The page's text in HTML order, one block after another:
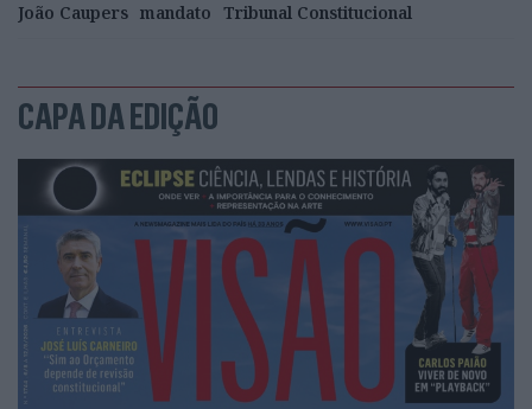
críticas e aplausos.
João Caupers mandato Tribunal Constitucional
CAPA DA EDIÇÃO